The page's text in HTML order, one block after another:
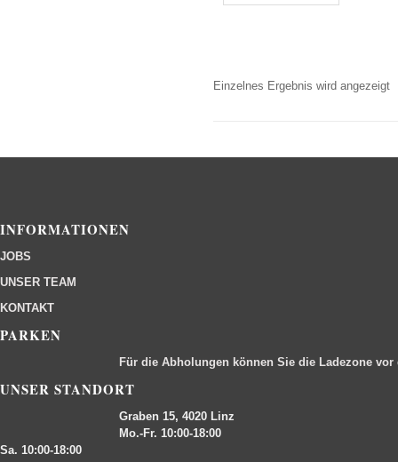
Einzelnes Ergebnis wird angezeigt
INFORMATIONEN
JOBS
UNSER TEAM
KONTAKT
PARKEN
Für die Abholungen können Sie die Ladezone
UNSER STANDORT
Graben 15, 4020 Linz
Mo.-Fr. 10:00-18:00
Sa. 10:00-18:00